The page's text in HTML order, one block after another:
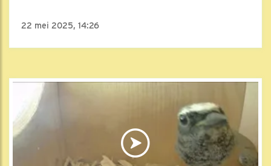
22 mei 2025, 14:26